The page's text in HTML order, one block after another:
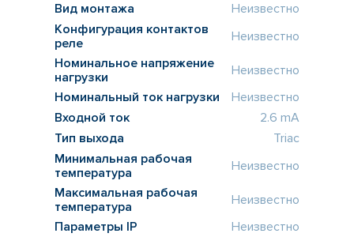
Вид монтажа
Неизвестно
Конфигурация контактов
реле
Неизвестно
Номинальное напряжение
нагрузки
Неизвестно
Номинальный ток нагрузки
Неизвестно
Входной ток
2.6 mA
Тип выхода
Triac
Минимальная рабочая
температура
Неизвестно
Максимальная рабочая
температура
Неизвестно
Параметры IP
Неизвестно